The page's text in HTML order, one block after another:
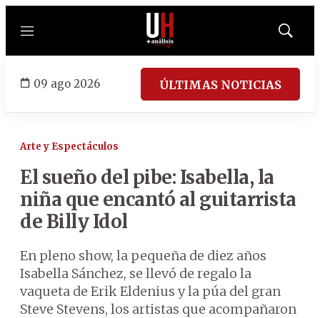
Menú
Mostrar
09 ago 2026 ÚLTIMAS NOTICIAS
Arte y Espectáculos
El sueño del pibe: Isabella, la
niña que encantó al guitarrista
de Billy Idol
En pleno show, la pequeña de diez años
Isabella Sánchez, se llevó de regalo la
vaqueta de Erik Eldenius y la púa del gran
Steve Stevens, los artistas que acompañaron